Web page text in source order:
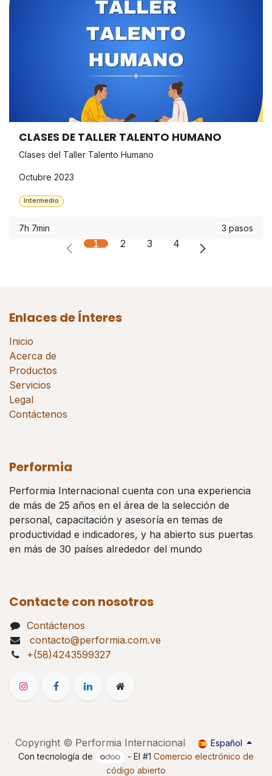
CLASES DE TALLER TALENTO HUMANO
Clases del Taller Talento Humano
Octubre 2023
Intermedio
7h 7min 3 pasos
1 2 3 4
Enlaces de Ínteres
Inicio
Acerca de
Productos
Servicios
Legal
Contáctenos
Performia
Performia Internacional cuenta con una experiencia
de más de 25 años en el área de la selección de
personal, capacitación y asesoría en temas de
productividad e indicadores, y ha abierto sus puertas
en más de 30 países alrededor del mundo
Contacte con nosotros
Contáctenos
contacto@performia.com.ve
+(58)4243599327
Copyright © Performia Internacional
Español
Con tecnología de
- El #1 Comercio electrónico de
código abierto